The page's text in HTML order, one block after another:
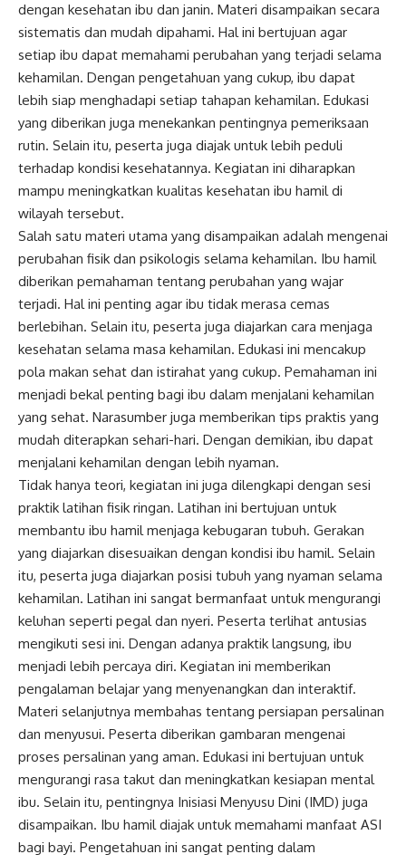
dengan kesehatan ibu dan janin. Materi disampaikan secara
sistematis dan mudah dipahami. Hal ini bertujuan agar
setiap ibu dapat memahami perubahan yang terjadi selama
kehamilan. Dengan pengetahuan yang cukup, ibu dapat
lebih siap menghadapi setiap tahapan kehamilan. Edukasi
yang diberikan juga menekankan pentingnya pemeriksaan
rutin. Selain itu, peserta juga diajak untuk lebih peduli
terhadap kondisi kesehatannya. Kegiatan ini diharapkan
mampu meningkatkan kualitas kesehatan ibu hamil di
wilayah tersebut.
Salah satu materi utama yang disampaikan adalah mengenai
perubahan fisik dan psikologis selama kehamilan. Ibu hamil
diberikan pemahaman tentang perubahan yang wajar
terjadi. Hal ini penting agar ibu tidak merasa cemas
berlebihan. Selain itu, peserta juga diajarkan cara menjaga
kesehatan selama masa kehamilan. Edukasi ini mencakup
pola makan sehat dan istirahat yang cukup. Pemahaman ini
menjadi bekal penting bagi ibu dalam menjalani kehamilan
yang sehat. Narasumber juga memberikan tips praktis yang
mudah diterapkan sehari-hari. Dengan demikian, ibu dapat
menjalani kehamilan dengan lebih nyaman.
Tidak hanya teori, kegiatan ini juga dilengkapi dengan sesi
praktik latihan fisik ringan. Latihan ini bertujuan untuk
membantu ibu hamil menjaga kebugaran tubuh. Gerakan
yang diajarkan disesuaikan dengan kondisi ibu hamil. Selain
itu, peserta juga diajarkan posisi tubuh yang nyaman selama
kehamilan. Latihan ini sangat bermanfaat untuk mengurangi
keluhan seperti pegal dan nyeri. Peserta terlihat antusias
mengikuti sesi ini. Dengan adanya praktik langsung, ibu
menjadi lebih percaya diri. Kegiatan ini memberikan
pengalaman belajar yang menyenangkan dan interaktif.
Materi selanjutnya membahas tentang persiapan persalinan
dan menyusui. Peserta diberikan gambaran mengenai
proses persalinan yang aman. Edukasi ini bertujuan untuk
mengurangi rasa takut dan meningkatkan kesiapan mental
ibu. Selain itu, pentingnya Inisiasi Menyusu Dini (IMD) juga
disampaikan. Ibu hamil diajak untuk memahami manfaat ASI
bagi bayi. Pengetahuan ini sangat penting dalam